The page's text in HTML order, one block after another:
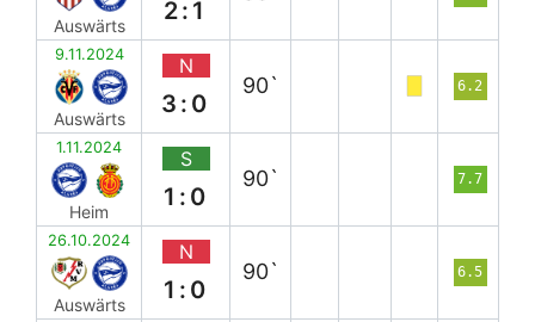
Auswärts
2:1
9.11.2024
Auswärts
N
3:0
90` 6.2
1.11.2024
Heim
S
1:0
90` 7.7
26.10.2024
Auswärts
N
1:0
90` 6.5